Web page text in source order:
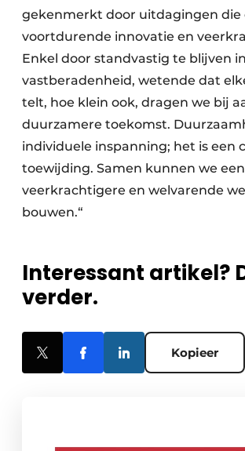
gekenmerkt door uitdagingen die
voortdurende innovatie en
Enkel door standvastig te blijven
vastberadenheid, wetende dat
telt, hoe klein ook, dragen we bij
duurzamere toekomst.
individuele inspanning; het is een
toewijding. Samen kunnen we
veerkrachtigere en welvarende
bouwen.“
Interessant artikel?
verder.
Kopieer